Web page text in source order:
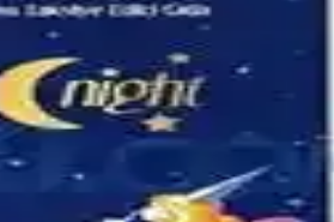
güvenilir çözümler sunar.
odaklanır.